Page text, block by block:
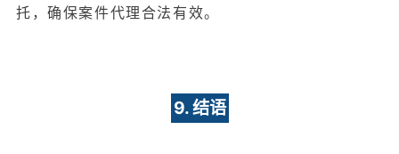
托，确保案件代理合法有效。
9. 结语